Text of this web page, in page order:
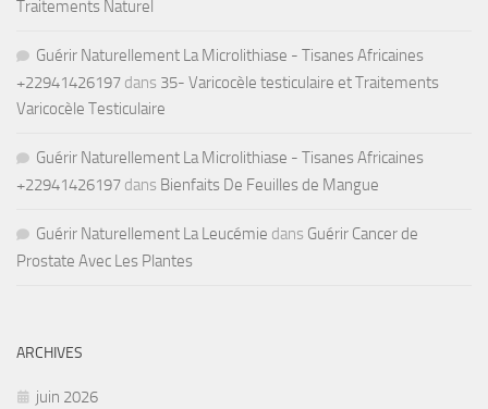
Traitements Naturel
Guérir Naturellement La Microlithiase - Tisanes Africaines
+22941426197 dans 35- Varicocèle testiculaire et Traitements
Varicocèle Testiculaire
Guérir Naturellement La Microlithiase - Tisanes Africaines
+22941426197 dans Bienfaits De Feuilles de Mangue
Guérir Naturellement La Leucémie dans Guérir Cancer de
Prostate Avec Les Plantes
ARCHIVES
juin 2026